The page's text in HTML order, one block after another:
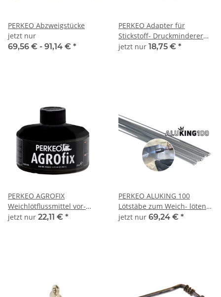
PERKEO Abzweigstücke
jetzt nur
69,56 € - 91,14 € *
PERKEO Adapter für
Stickstoff- Druckminderer
G1/4"RHxG1/4"SAE - 153/3/S
jetzt nur 18,75 € *
PERKEO AGROFIX
Weichlötflussmittel vor-
bewitt.Zink+oxid.Titanzink
jetzt nur 22,11 € *
PERKEO ALUKING 100
Lötstäbe zum Weich- löten
von Aluminium 10
jetzt nur 69,24 € *